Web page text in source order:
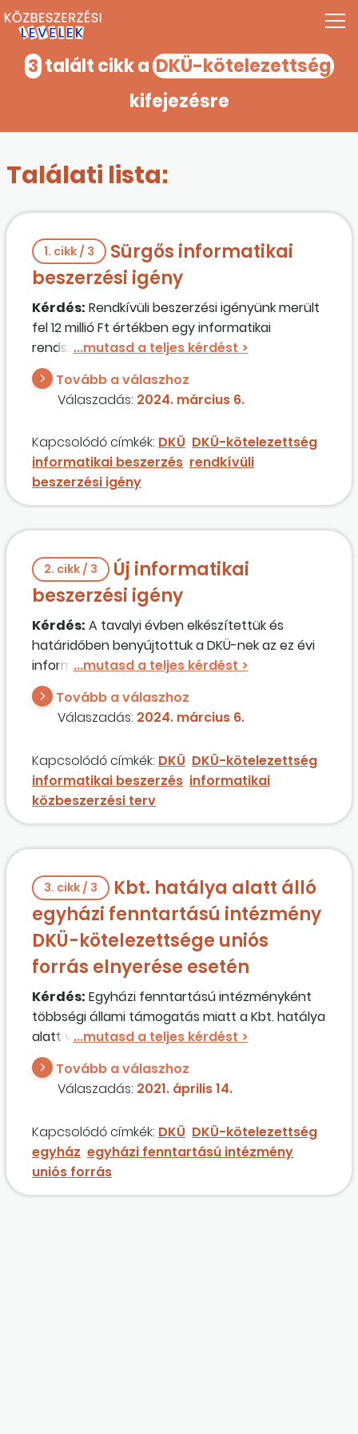
3talált cikk a DKÜ-kötelezettség
kifejezésre
Találati lista:
1. cikk / 3
Sürgős informatikai
beszerzési igény
Kérdés: Rendkívüli beszerzési igényünk merült
fel 12 millió Ft értékben egy informatikai
rendszerünk karbantartása során, amit nem
terveztünk. Az üzemszerű működés
folyamatosságához szükséges a beszerzés
soron kívüli megvalósítása, érintett
lefolytathatjuk a közbeszerzési eljárást, vagy
erre DKÜ-engedélyt kell kérnünk?
Tovább a válaszhoz
Válaszadás: 2024. március 6.
Kapcsolódó címkék: DKÜ DKÜ-kötelezettség
informatikai beszerzés rendkívüli
beszerzési igény
2. cikk / 3
Új informatikai
beszerzési igény
Kérdés: A tavalyi évben elkészítettük és
határidőben benyújtottuk a DKÜ-nek az ez évi
informatikai beszerzési tervünket. Most egy
olyan beszerzési igény merült fel, ami a tervben
nem szerepelt, a becsült értéke 40 millió Ft. Ezt
új igényként kell jóváhagyásra benyújtanunk?
Tovább a válaszhoz
Válaszadás: 2024. március 6.
Kapcsolódó címkék: DKÜ DKÜ-kötelezettség
informatikai beszerzés informatikai
közbeszerzési terv
3. cikk / 3
Kbt. hatálya alatt álló
egyházi fenntartású intézmény
DKÜ-kötelezettsége uniós
forrás elnyerése esetén
Kérdés: Egyházi fenntartású intézményként
többségi állami támogatás miatt a Kbt. hatálya
alatt vagyunk. Uniós forrást nyertünk. DKÜ-
kötelesek vagyunk?
Tovább a válaszhoz
Válaszadás: 2021. április 14.
Kapcsolódó címkék: DKÜ DKÜ-kötelezettség
egyház egyházi fenntartású intézmény
uniós forrás